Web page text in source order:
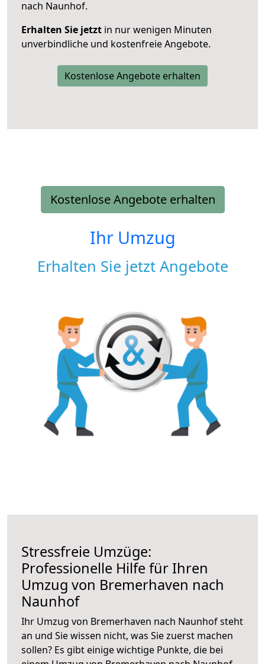
nach Naunhof.
Erhalten Sie jetzt in nur wenigen Minuten
unverbindliche und kostenfreie Angebote.
Kostenlose Angebote erhalten
Kostenlose Angebote erhalten
Ihr Umzug
Erhalten Sie jetzt Angebote
Stressfreie Umzüge:
Professionelle Hilfe für Ihren
Umzug von Bremerhaven nach
Naunhof
Ihr Umzug von Bremerhaven nach Naunhof steht
an und Sie wissen nicht, was Sie zuerst machen
sollen? Es gibt einige wichtige Punkte, die bei